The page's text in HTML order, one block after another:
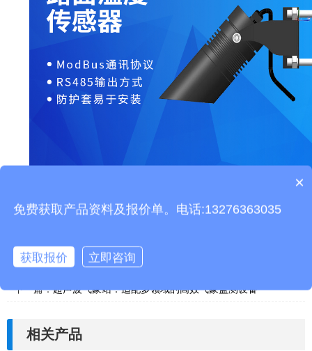
本文地址：http://www.thhjz.com/jswz/1436.html
上一篇：光伏组件IV曲线测试仪——便携式设计，灵活开展检测作
业
下一篇：超声波气象站：适配多领域的高效气象监测设备
相关产品
产品包含安装吗？
×
免费获取产品资料及报价单。电话:13276363035
获取报价 立即咨询